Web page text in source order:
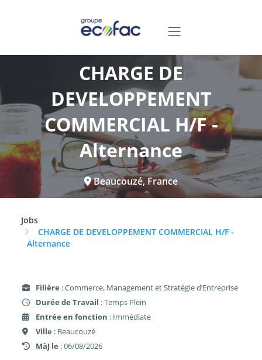
CHARGE DE
DEVELOPPEMENT
COMMERCIAL H/F -
Alternance
Beaucouzé, France
Jobs
CHARGE DE DEVELOPPEMENT COMMERCIAL H/F -
Alternance
Filière : Commerce, Management et Stratégie d’Entreprise
Durée de Travail : Temps Plein
Entrée en fonction : Immédiate
Ville : Beaucouzé
MàJ le : 06/08/2026